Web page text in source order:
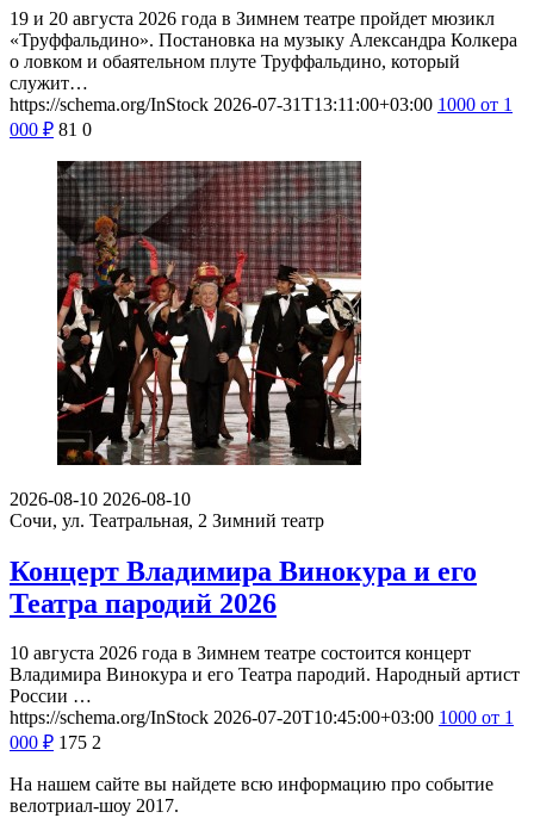
19 и 20 августа 2026 года в Зимнем театре пройдет мюзикл
«Труффальдино». Постановка на музыку Александра Колкера
о ловком и обаятельном плуте Труффальдино, который
служит…
https://schema.org/InStock 2026-07-31T13:11:00+03:00 1000 от 1
000 ₽ 81 0
2026-08-10 2026-08-10
Сочи, ул. Театральная, 2 Зимний театр
Концерт Владимира Винокура и его
Театра пародий 2026
10 августа 2026 года в Зимнем театре состоится концерт
Владимира Винокура и его Театра пародий. Народный артист
России …
https://schema.org/InStock 2026-07-20T10:45:00+03:00 1000 от 1
000 ₽ 175 2
На нашем сайте вы найдете всю информацию про событие
велотриал-шоу 2017.